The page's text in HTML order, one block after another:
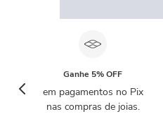
Ganhe 5% OFF
em pagamentos no Pix
nas compras de joias.